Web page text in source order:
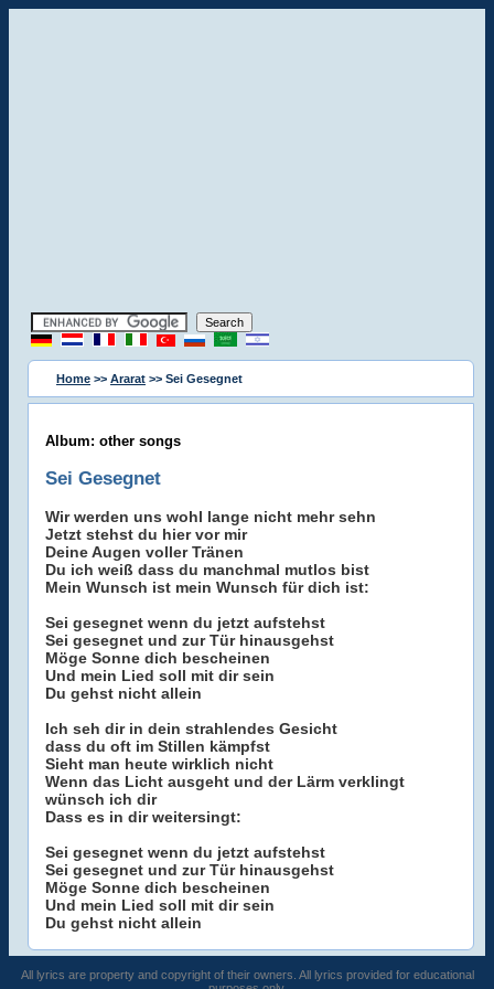
Home >> Ararat >> Sei Gesegnet
Album: other songs
Sei Gesegnet
Wir werden uns wohl lange nicht mehr sehn
Jetzt stehst du hier vor mir
Deine Augen voller Tränen
Du ich weiß dass du manchmal mutlos bist
Mein Wunsch ist mein Wunsch für dich ist:
Sei gesegnet wenn du jetzt aufstehst
Sei gesegnet und zur Tür hinausgehst
Möge Sonne dich bescheinen
Und mein Lied soll mit dir sein
Du gehst nicht allein
Ich seh dir in dein strahlendes Gesicht
dass du oft im Stillen kämpfst
Sieht man heute wirklich nicht
Wenn das Licht ausgeht und der Lärm verklingt
wünsch ich dir
Dass es in dir weitersingt:
Sei gesegnet wenn du jetzt aufstehst
Sei gesegnet und zur Tür hinausgehst
Möge Sonne dich bescheinen
Und mein Lied soll mit dir sein
Du gehst nicht allein
All lyrics are property and copyright of their owners. All lyrics provided for educational